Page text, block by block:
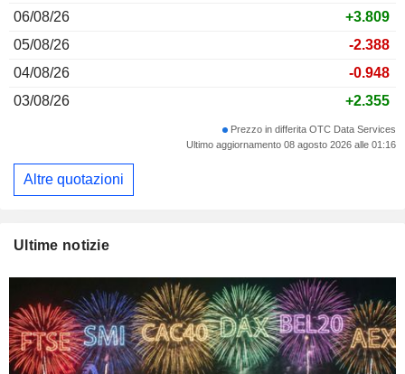
06/08/26
+3.809
05/08/26
-2.388
04/08/26
-0.948
03/08/26
+2.355
Prezzo in differita OTC Data Services
Ultimo aggiornamento 08 agosto 2026 alle 01:16
Altre quotazioni
Ultime notizie